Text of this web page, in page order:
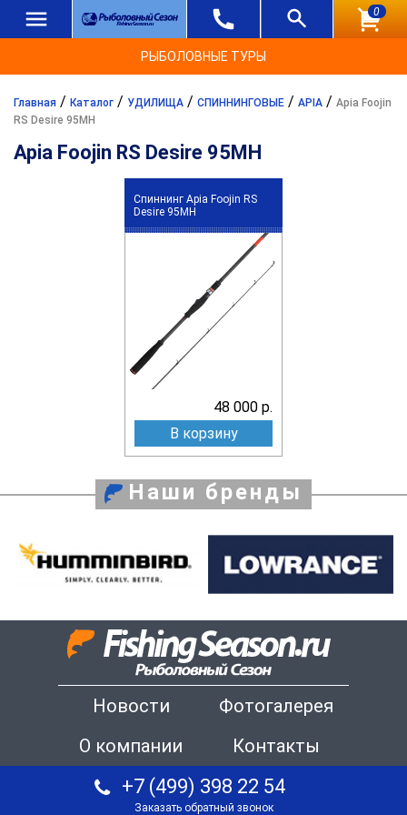
0
РЫБОЛОВНЫЕ ТУРЫ
Главная / Каталог / УДИЛИЩА / СПИННИНГОВЫЕ / APIA / Apia Foojin
RS Desire 95MH
Apia Foojin RS Desire 95MH
Спиннинг Apia Foojin RS
Desire 95MH
48 000 р.
В корзину
Наши бренды
Новости
Фотогалерея
О компании
Контакты
+7 (499) 398 22 54
Заказать обратный звонок